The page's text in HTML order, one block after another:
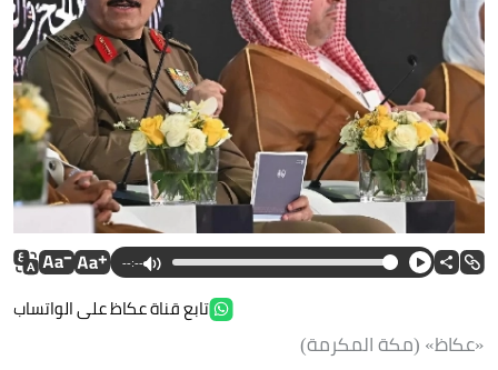
--:--
تابع قناة عكاظ على الواتساب
«عكاظ» (مكة المكرمة)